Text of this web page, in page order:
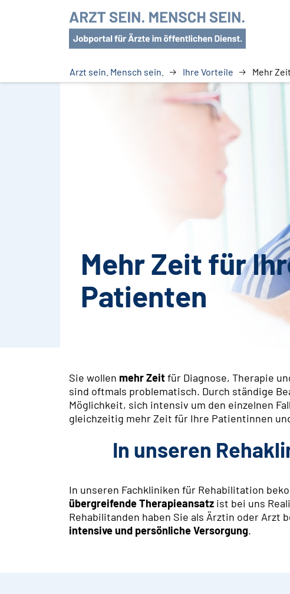
Arzt sein. Mensch sein. Ihre Vorteile Mehr
Mehr Zeit für
Patienten
Sie wollen mehr Zeitfür Diagnose, Therapie
sind oftmals problematisch. Durch ständige
Möglichkeit, sich intensiv um den einzelnen
gleichzeitig mehr Zeit für Ihre Patientinnen
In unseren
In unseren Fachkliniken für Rehabilitation
übergreifende Therapieansatz ist bei uns
Rehabilitanden haben Sie als Ärztin oder Arzt
intensive und persönliche Versorgung.